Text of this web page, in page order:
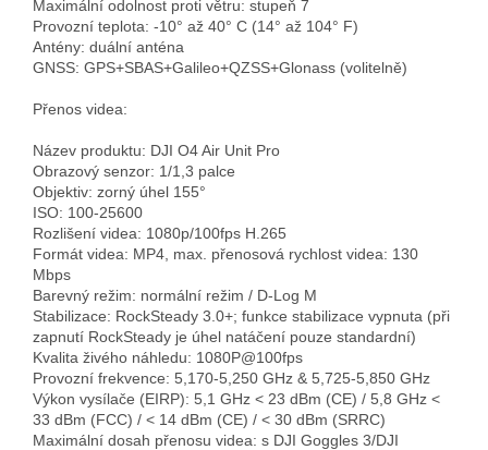
Maximální odolnost proti větru: stupeň 7
Provozní teplota: -10° až 40° C (14° až 104° F)
Antény: duální anténa
GNSS: GPS+SBAS+Galileo+QZSS+Glonass (volitelně)
Přenos videa:
Název produktu: DJI O4 Air Unit Pro
Obrazový senzor: 1/1,3 palce
Objektiv: zorný úhel 155°
ISO: 100-25600
Rozlišení videa: 1080p/100fps H.265
Formát videa: MP4, max. přenosová rychlost videa: 130
Mbps
Barevný režim: normální režim / D-Log M
Stabilizace: RockSteady 3.0+; funkce stabilizace vypnuta (při
zapnutí RockSteady je úhel natáčení pouze standardní)
Kvalita živého náhledu: 1080P@100fps
Provozní frekvence: 5,170-5,250 GHz & 5,725-5,850 GHz
Výkon vysílače (EIRP): 5,1 GHz < 23 dBm (CE) / 5,8 GHz <
33 dBm (FCC) / < 14 dBm (CE) / < 30 dBm (SRRC)
Maximální dosah přenosu videa: s DJI Goggles 3/DJI